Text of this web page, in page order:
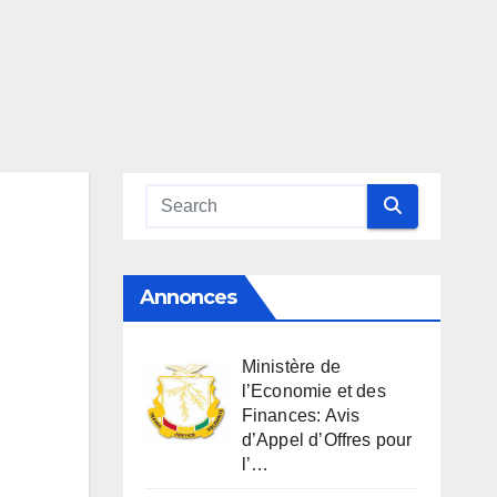
Annonces
Ministère de
l’Economie et des
Finances: Avis
d’Appel d’Offres pour
l’…